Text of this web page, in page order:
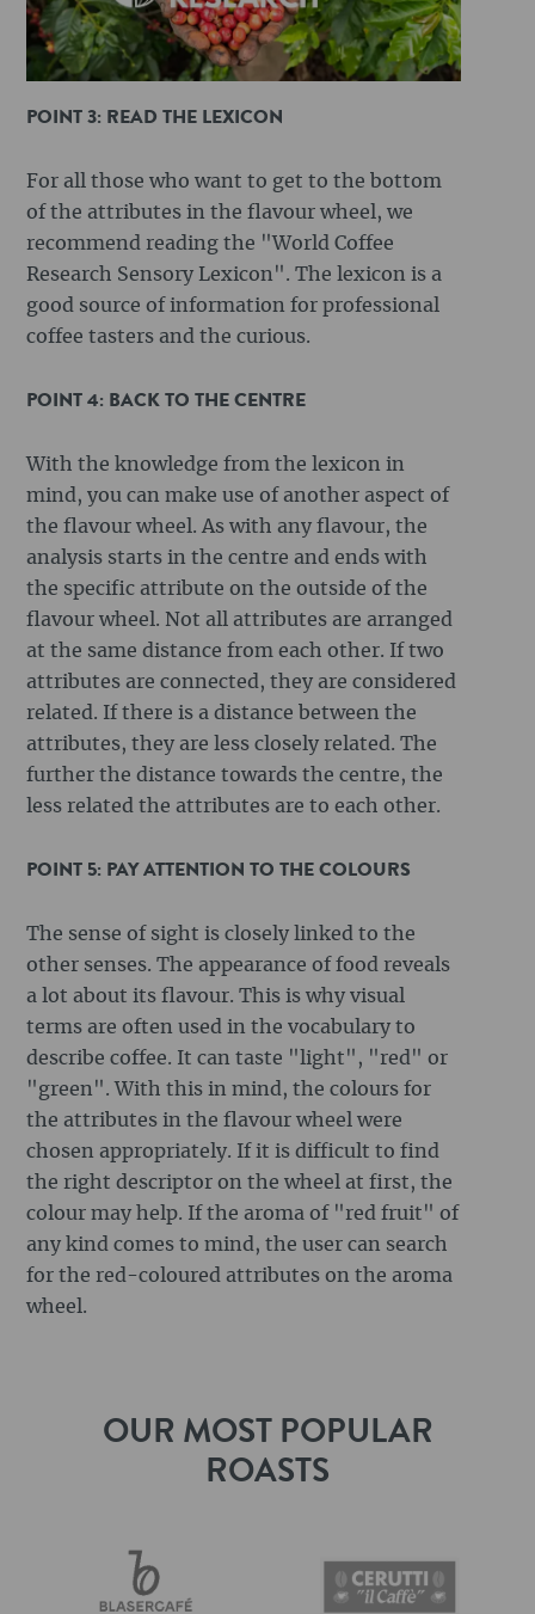
POINT 3: READ THE LEXICON
For all those who want to get to the bottom
of the attributes in the flavour wheel, we
recommend reading the "World Coffee
Research Sensory Lexicon". The lexicon is a
good source of information for professional
coffee tasters and the curious.
POINT 4: BACK TO THE CENTRE
With the knowledge from the lexicon in
mind, you can make use of another aspect of
the flavour wheel. As with any flavour, the
analysis starts in the centre and ends with
the specific attribute on the outside of the
flavour wheel. Not all attributes are arranged
at the same distance from each other. If two
attributes are connected, they are considered
related. If there is a distance between the
attributes, they are less closely related. The
further the distance towards the centre, the
less related the attributes are to each other.
POINT 5: PAY ATTENTION TO THE COLOURS
The sense of sight is closely linked to the
other senses. The appearance of food reveals
a lot about its flavour. This is why visual
terms are often used in the vocabulary to
describe coffee. It can taste "light", "red" or
"green". With this in mind, the colours for
the attributes in the flavour wheel were
chosen appropriately. If it is difficult to find
the right descriptor on the wheel at first, the
colour may help. If the aroma of "red fruit" of
any kind comes to mind, the user can search
for the red-coloured attributes on the aroma
wheel.
OUR MOST POPULAR
ROASTS